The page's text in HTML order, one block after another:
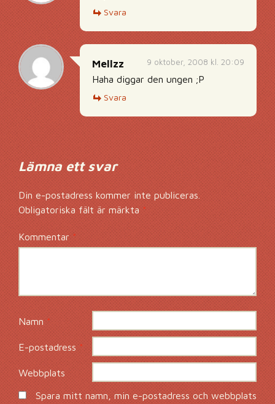
Svara
9 oktober, 2008 kl. 20:09
Mellzz
Haha diggar den ungen ;P
Svara
Lämna ett svar
Din e-postadress kommer inte publiceras.
Obligatoriska fält är märkta *
Kommentar*
Namn*
E-postadress*
Webbplats
Spara mitt namn, min e-postadress och webbplats